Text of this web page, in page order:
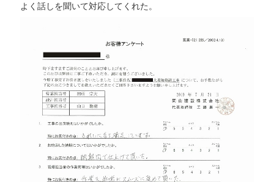
よく話しを聞いて対応してくれた。